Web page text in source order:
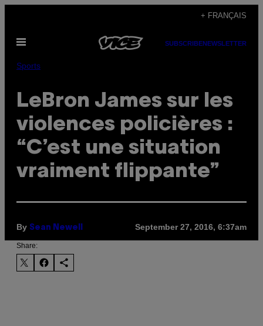
content
+ FRANÇAIS
Open
SUBSCRIBENEWSLETTER
Sports
LeBron James sur les
violences policières :
“C’est une situation
vraiment flippante”
By Sean Newell September 27, 2016, 6:37am
Share: